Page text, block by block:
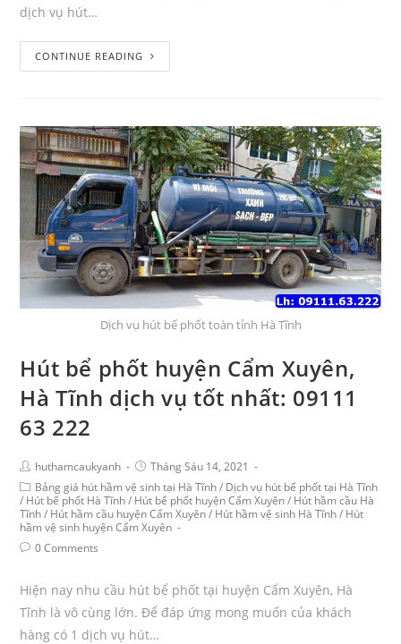
dịch vụ hút…
CONTINUE READING
Dịch vụ hút bể phốt toàn tỉnh Hà Tĩnh
Hút bể phốt huyện Cẩm Xuyên,
Hà Tĩnh dịch vụ tốt nhất: 09111
63 222
huthamcaukyanh
Tháng Sáu 14, 2021
Bảng giá hút hầm vệ sinh tại Hà Tĩnh / Dịch vụ hút bể phốt tại Hà Tĩnh
/ Hút bể phốt Hà Tĩnh / Hút bể phốt huyện Cẩm Xuyên / Hút hầm cầu Hà
Tĩnh / Hút hầm cầu huyện Cẩm Xuyên / Hút hầm vệ sinh Hà Tĩnh / Hút
hầm vệ sinh huyện Cẩm Xuyên
0 Comments
Hiện nay nhu cầu hút bể phốt tại huyện Cẩm Xuyên, Hà
Tĩnh là vô cùng lớn. Để đáp ứng mong muốn của khách
hàng có 1 dịch vụ hút…